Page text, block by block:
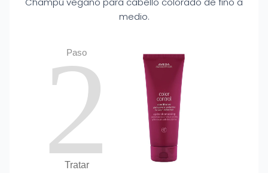
medio.
Paso
2
Tratar